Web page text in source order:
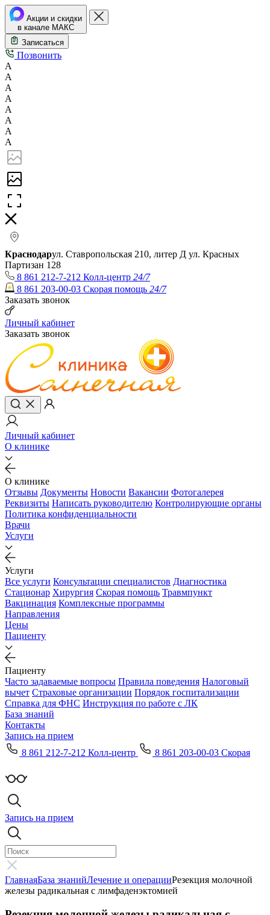
Акции и скидки
в канале МАКС
Записаться
Позвонить
А
А
А
А
А
А
А
А
Краснодарул. Ставропольская 210, литер Д ул. Красных
Партизан 128
8 861 212-7-212 Колл-центр 24/7
8 861 203-00-03 Скорая помощь 24/7
Заказать звонок
Личный кабинет
Заказать звонок
Личный кабинет
О клинике
О клинике
Отзывы Документы Новости Вакансии Фотогалерея
Реквизиты Написать руководителю Контролирующие органы
Политика конфиденциальности
Врачи
Услуги
Услуги
Все услуги Консультации специалистов Диагностика
Стационар Хирургия Скорая помощь Травмпункт
Вакцинация Комплексные программы
Направления
Цены
Пациенту
Пациенту
Часто задаваемые вопросы Правила поведения Налоговый
вычет Страховые организации Порядок госпитализации
Справка для ФНС Инструкция по работе с ЛК
База знаний
Контакты
Запись на прием
8 861 212-7-212 Колл-центр
8 861 203-00-03 Скорая
Запись на прием
ГлавнаяБаза знанийЛечение и операцииРезекция молочной
железы радикальная с лимфаденэктомией